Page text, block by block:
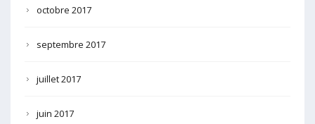
octobre 2017
septembre 2017
juillet 2017
juin 2017